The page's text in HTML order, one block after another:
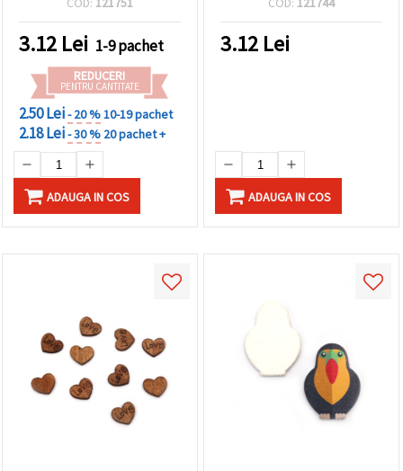
3.12 Lei 1-9 pachet
REDUCERI
PENTRU CANTITATE
2.50 Lei- 20 %10-19 pachet
2.18 Lei- 30 % 20 pachet +
ADAUGA IN COS
3.12 Lei
ADAUGA IN COS